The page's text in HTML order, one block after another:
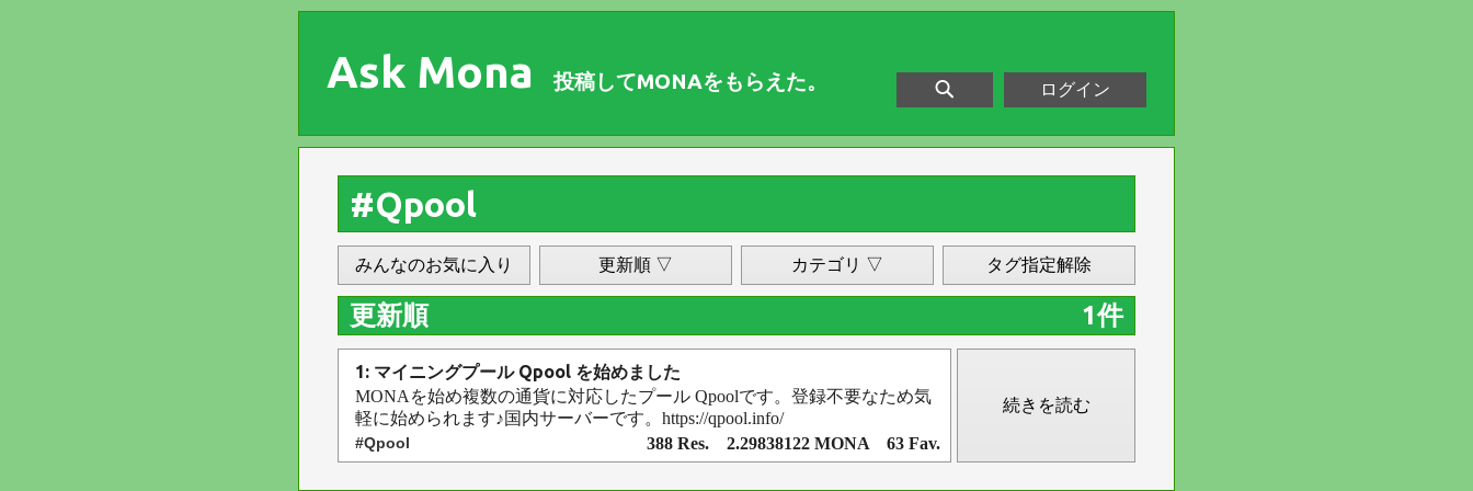
Ask Mona 投稿してMONAをもらえた。 ログイン
#Qpool
みんなのお気に入り 更新順 ▽ カテゴリ ▽ タグ指定解除
更新順 1件
1: マイニングプール Qpool を始めました
MONAを始め複数の通貨に対応したプール Qpoolです。登録不要なため気
軽に始められます♪国内サーバーです。https://qpool.info/
#Qpool 388 Res. 2.29838122 MONA 63 Fav.
続きを読む